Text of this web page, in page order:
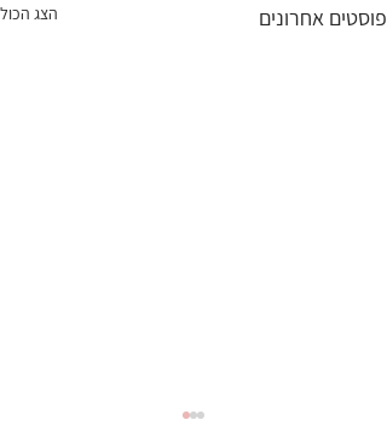
פוסטים אחרונים הצג הכול